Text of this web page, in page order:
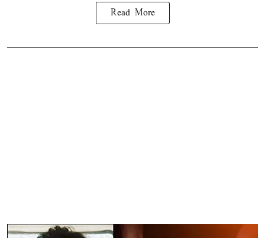
Read More